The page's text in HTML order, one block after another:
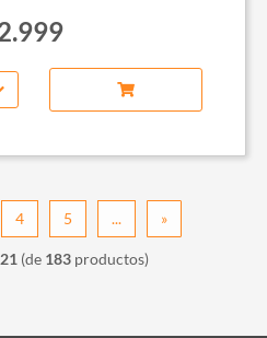
4 5 ... »
21 (de 183productos)